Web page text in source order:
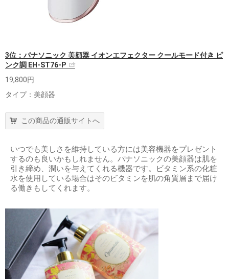
3位：パナソニック 美顔器 イオンエフェクター クールモード付き ピ
ンク調 EH-ST76-P
19,800円
タイプ：美顔器
この商品の通販サイトへ
いつでも美しさを維持している方には美容機器をプレゼント
するのも良いかもしれません。パナソニックの美顔器は肌を
引き締め、潤いを与えてくれる機器です。ビタミン系の化粧
水を使用している場合はそのビタミンを肌の角質層まで届け
る働きもしてくれます。